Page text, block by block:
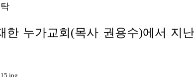
누가교회(목사 권용수)에서 지